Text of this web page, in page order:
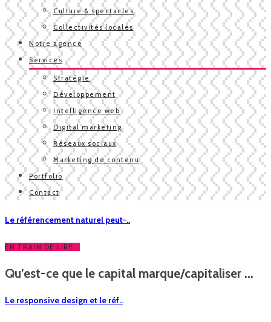
Culture & spectacles
Collectivités locales
Notre agence
Services
Stratégie
Développement
Intelligence web
Digital marketing
Réseaux sociaux
Marketing de contenu
Portfolio
Contact
Le référencement naturel peut-..
EN TRAIN DE LIRE...
Qu’est-ce que le capital marque/capitaliser ...
Le responsive design et le réf..